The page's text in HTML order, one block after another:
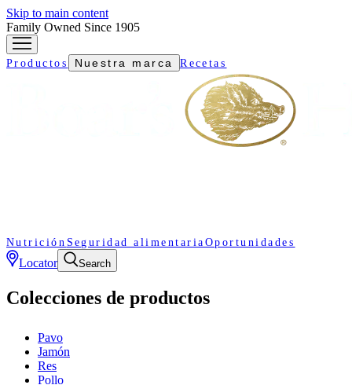
Skip to main content
Family Owned Since 1905
Productos Nuestra marca Recetas
Nutrición Seguridad alimentaria Oportunidades
Locator Search
Colecciones de productos
Pavo
Jamón
Res
Pollo